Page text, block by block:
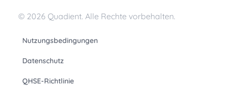
© 2026 Quadient. Alle Rechte vorbehalten.
Nutzungsbedingungen
Datenschutz
QHSE-Richtlinie